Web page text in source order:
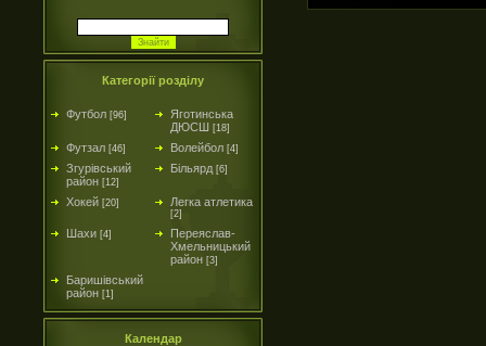
Категорії розділу
Футбол [96]
Яготинська
ДЮСШ [18]
Футзал [46] Волейбол [4]
Згурівський
район [12]
Більярд [6]
Хокей [20] Легка атлетика
[2]
Шахи [4]
Переяслав-
Хмельницький
район [3]
Баришівський
район [1]
Календар